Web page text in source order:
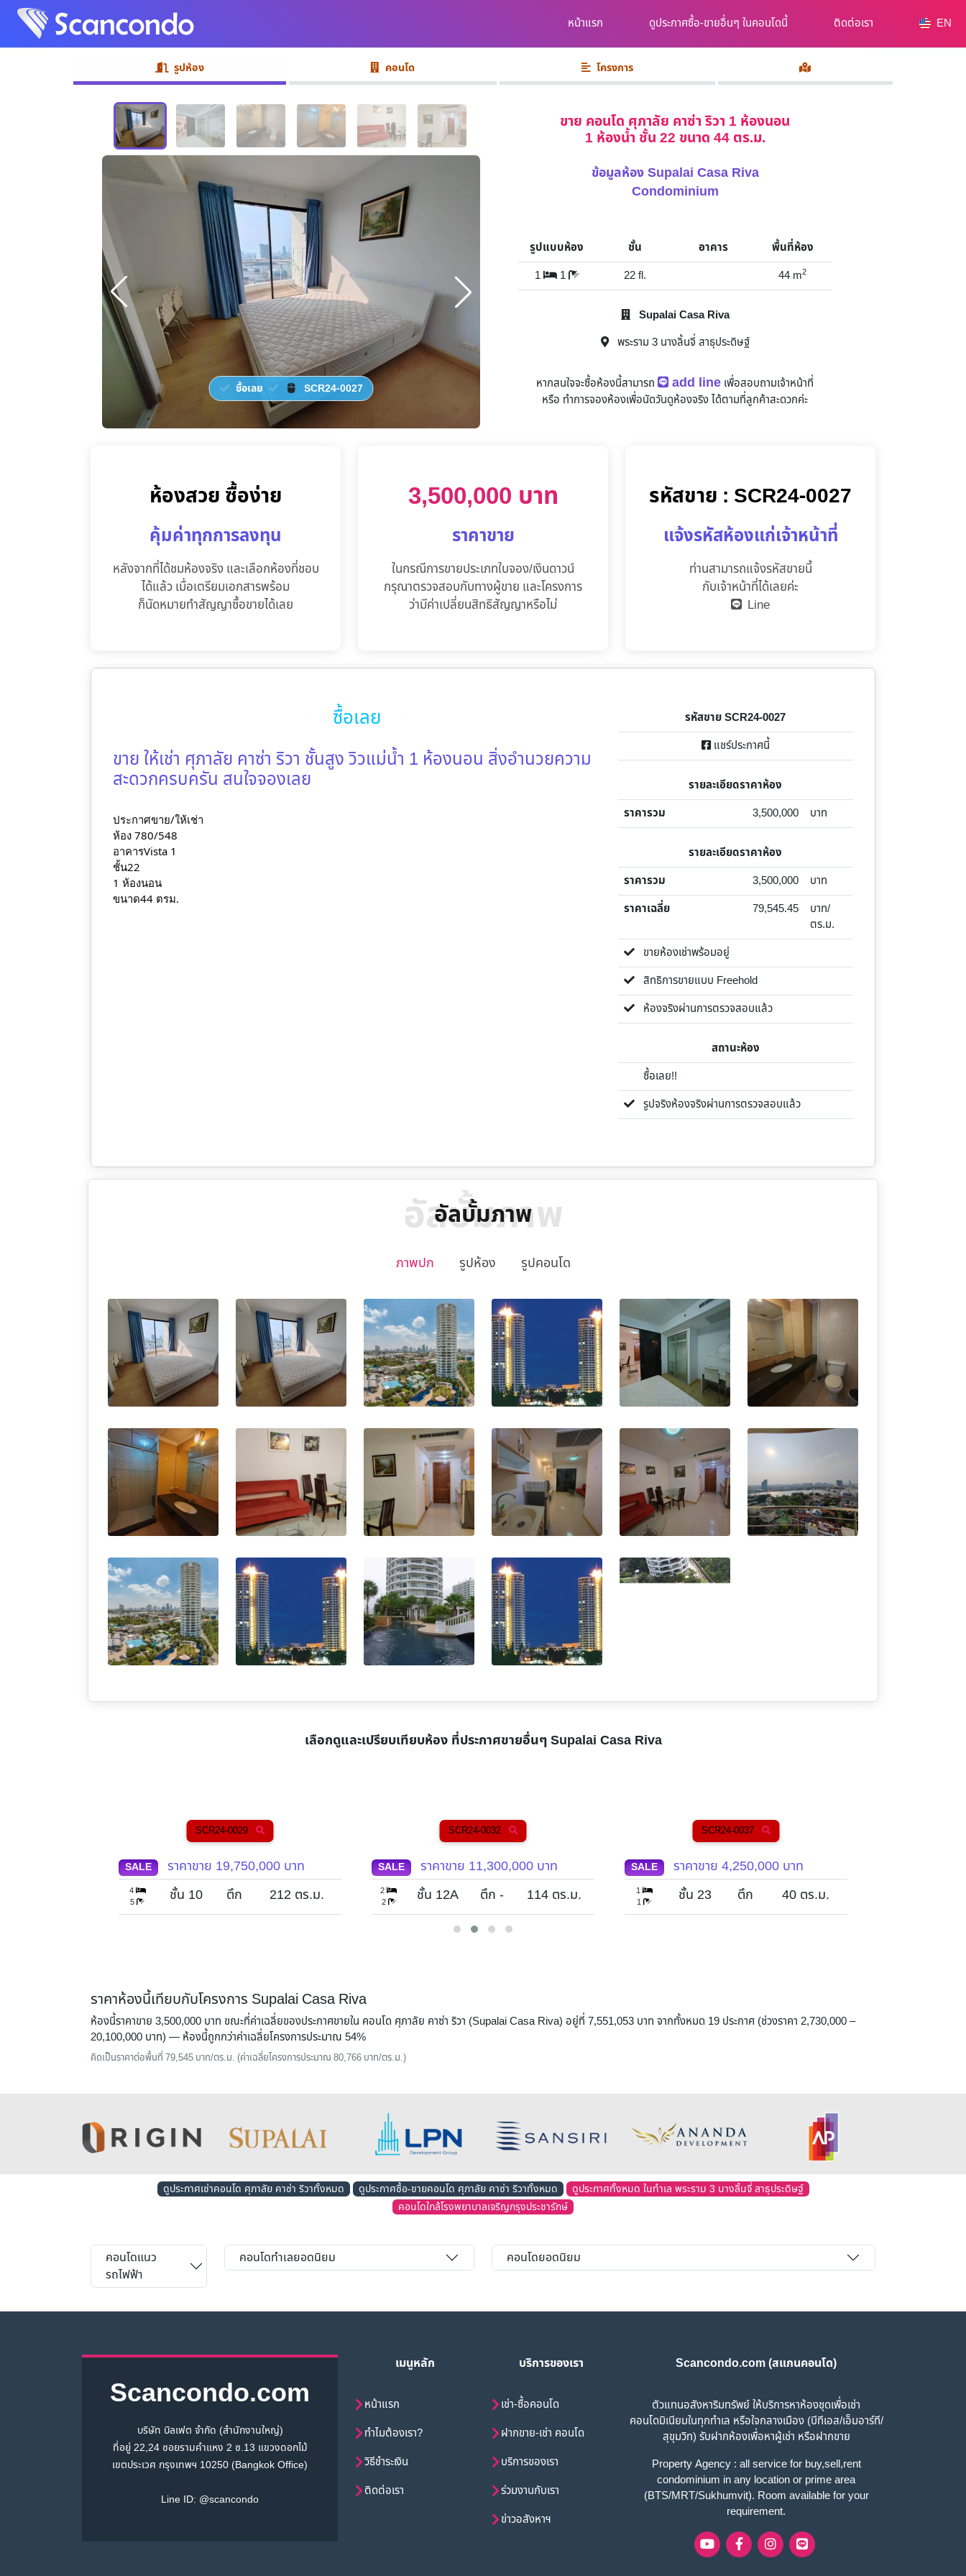
หน้าแรก ดูประกาศซื้อ-ขายอื่นๆ ในคอนโดนี้ ติดต่อเรา EN
รูปห้อง คอนโด โครงการ
ซื้อเลย SCR24-0027
ขาย คอนโด ศุภาลัย คาซ่า ริวา 1 ห้องนอน
1 ห้องน้ำ ชั้น 22 ขนาด 44 ตร.ม.
ข้อมูลห้อง Supalai Casa Riva
Condominium
รูปแบบห้อง ชั้น อาคาร
พื้นที่ห้อง
1
1 22 fl. 44 m2
Supalai Casa Riva
พระราม 3 นางลิ้นจี่ สาธุประดิษฐ์
หากสนใจจะซื้อห้องนี้สามารถ add line เพื่อสอบถามเจ้าหน้าที่
หรือ ทำการจองห้องเพื่อนัดวันดูห้องจริงได้ตามที่ลูกค้าสะดวกค่ะ
ห้องสวย ซื้อง่าย
คุ้มค่าทุกการลงทุน
หลังจากที่ได้ชมห้องจริง และเลือกห้องที่ชอบ
ได้แล้ว เมื่อเตรียมเอกสารพร้อม
ก็นัดหมายทำสัญญาซื้อขายได้เลย
3,500,000 บาท
ราคาขาย
ในกรณีการขายประเภทใบจอง/เงินดาวน์
กรุณาตรวจสอบกับทางผู้ขาย และโครงการ
ว่ามีค่าเปลี่ยนสิทธิสัญญาหรือไม่
รหัสขาย : SCR24-0027
แจ้งรหัสห้องแก่เจ้าหน้าที่
ท่านสามารถแจ้งรหัสขายนี้
กับเจ้าหน้าที่ได้เลยค่ะ
Line
ซื้อเลย
ขาย ให้เช่า ศุภาลัย คาซ่า ริวา ชั้นสูง วิวแม่น้ำ 1 ห้องนอน สิ่งอำนวยความ
สะดวกครบครัน สนใจจองเลย
ประกาศขาย/ให้เช่า
ห้อง 780/548
อาคารVista 1
ชั้น22
1 ห้องนอน
ขนาด44 ตรม.
รหัสขาย SCR24-0027
แชร์ประกาศนี้
รายละเอียดราคาห้อง
ราคารวม
3,500,000 บาท
รายละเอียดราคาห้อง
ราคารวม
3,500,000
บาท
ราคาเฉลี่ย
79,545.45
บาท/
ตร.ม.
ขายห้องเช่าพร้อมอยู่
สิทธิการขายแบบ Freehold
ห้องจริงผ่านการตรวจสอบแล้ว
สถานะห้อง
ซื้อเลย!!
รูปจริงห้องจริงผ่านการตรวจสอบแล้ว
อัลบั้มภาพ
อัลบั้มภาพ
ภาพปก รูปห้อง รูปคอนโด
เลือกดูและเปรียบเทียบห้อง ที่ประกาศขายอื่นๆSupalai Casa Riva
ราคาขาย19,750,000บาท
212 ตร.ม.
SALE ราคาขาย11,300,000บาท
2
2
ชั้น 12A ตึก - 114 ตร.ม.
SALE ราคาขาย4,250,000บาท
1
1
ชั้น 23 40 ตร.ม.
2
2
ราคาห้องนี้เทียบกับโครงการ Supalai Casa Riva
ห้องนี้ราคาขาย 3,500,000 บาท ขณะที่ค่าเฉลี่ยของประกาศขายใน คอนโด ศุภาลัย คาซ่า ริวา (Supalai Casa Riva) อยู่ที่ 7,551,053 บาท จากทั้งหมด 19 ประกาศ (ช่วงราคา 2,730,000 –
20,100,000 บาท) — ห้องนี้ถูกกว่าค่าเฉลี่ยโครงการประมาณ 54%
คิดเป็นราคาต่อพื้นที่ 79,545 บาท/ตร.ม. (ค่าเฉลี่ยโครงการประมาณ 80,766 บาท/ตร.ม.)
ดูประกาศเช่าคอนโด ศุภาลัย คาซ่า ริวาทั้งหมด ดูประกาศซื้อ-ขายคอนโด ศุภาลัย คาซ่า ริวาทั้งหมด
ดูประกาศทั้งหมด ในทำเล พระราม 3 นางลิ้นจี่ สาธุประดิษฐ์
คอนโดใกล้โรงพยาบาลเจริญกรุงประชารักษ์
คอนโดแนว
รถไฟฟ้า
คอนโดทำเลยอดนิยม คอนโดยอดนิยม
Scancondo.com
บริษัท บิลเฟต จำกัด (สำนักงานใหญ่)
ที่อยู่ 22,24 ซอยรามคำแหง 2 ซ.13 แขวงดอกไม้
เขตประเวศ กรุงเทพฯ 10250 (Bangkok Office)
Line ID: @scancondo
เมนูหลัก
หน้าแรก
ทำไมต้องเรา?
วิธีชำระเงิน
ติดต่อเรา
บริการของเรา
เช่า-ซื้อคอนโด
ฝากขาย-เช่า คอนโด
บริการของเรา
ร่วมงานกับเรา
ข่าวอสังหาฯ
Scancondo.com (สแกนคอนโด)
ตัวแทนอสังหาริมทรัพย์ ให้บริการหาห้องชุดเพื่อเช่า
คอนโดมิเนียมในทุกทำเล หรือใจกลางเมือง (บีทีเอส/เอ็มอาร์ที/
สุขุมวิท) รับฝากห้องเพื่อหาผู้เช่า หรือฝากขาย
Property Agency : all service for buy,sell,rent
condominium in any location or prime area
(BTS/MRT/Sukhumvit). Room available for your
requirement.